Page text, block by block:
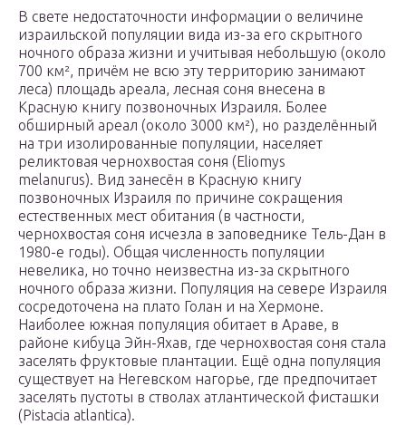
В свете недостаточности информации о величине
израильской популяции вида из-за его скрытного
ночного образа жизни и учитывая небольшую (около
700 км², причём не всю эту территорию занимают
леса) площадь ареала, лесная соня внесена в
Красную книгу позвоночных Израиля. Более
обширный ареал (около 3000 км²), но разделённый
на три изолированные популяции, населяет
реликтовая чернохвостая соня (Eliomys
melanurus). Вид занесён в Красную книгу
позвоночных Израиля по причине сокращения
естественных мест обитания (в частности,
чернохвостая соня исчезла в заповеднике Тель-Дан в
1980-е годы). Общая численность популяции
невелика, но точно неизвестна из-за скрытного
ночного образа жизни. Популяция на севере Израиля
сосредоточена на плато Голан и на Хермоне.
Наиболее южная популяция обитает в Араве, в
районе кибуца Эйн-Яхав, где чернохвостая соня стала
заселять фруктовые плантации. Ещё одна популяция
существует на Негевском нагорье, где предпочитает
заселять пустоты в стволах атлантической фисташки
(Pistacia atlantica).